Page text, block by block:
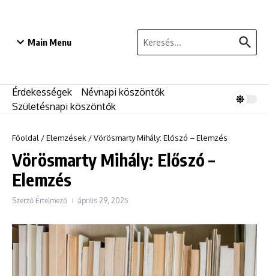
Main Menu
Keresés:
Érdekességek
Névnapi köszöntők
Születésnapi köszöntők
Főoldal /Elemzések /Vörösmarty Mihály: Előszó – Elemzés
Vörösmarty Mihály: Előszó –
Elemzés
Szerző Értelmező április 29, 2025